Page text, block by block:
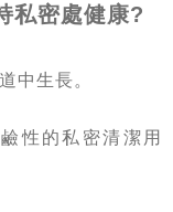
私密處健康?
中生長。
性的私密清潔用